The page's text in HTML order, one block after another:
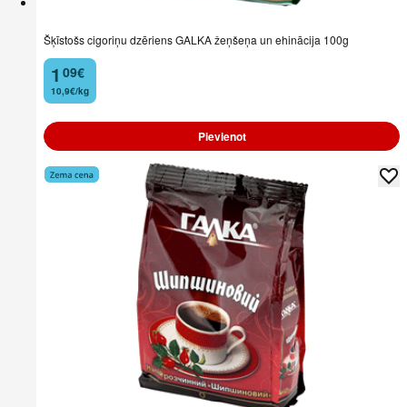
Šķīstošs cigoriņu dzēriens GALKA žeņšeņa un ehinācija 100g
1
. 09€
10,9€/kg
Pievienot